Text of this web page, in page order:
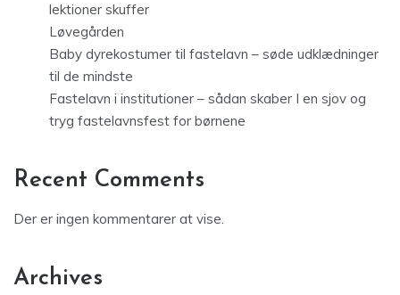
lektioner skuffer
Løvegården
Baby dyrekostumer til fastelavn – søde udklædninger
til de mindste
Fastelavn i institutioner – sådan skaber I en sjov og
tryg fastelavnsfest for børnene
Recent Comments
Der er ingen kommentarer at vise.
Archives